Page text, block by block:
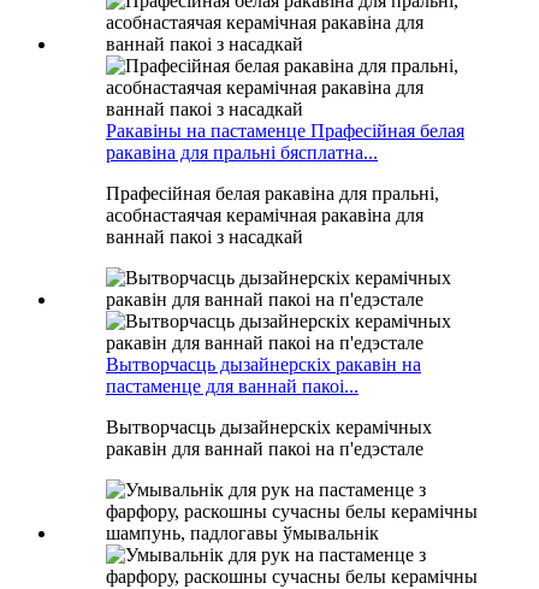
Ракавіны на пастаменце Прафесійная белая
ракавіна для пральні бясплатна...
Прафесійная белая ракавіна для пральні,
асобнастаячая керамічная ракавіна для
ваннай пакоі з насадкай
Вытворчасць дызайнерскіх ракавін на
пастаменце для ваннай пакоі...
Вытворчасць дызайнерскіх керамічных
ракавін для ваннай пакоі на п'едэстале